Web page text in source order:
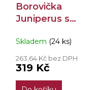
Borovička
Juniperus s
Skladem (24 ks)
263,64 Kč bez DPH
319 Kč